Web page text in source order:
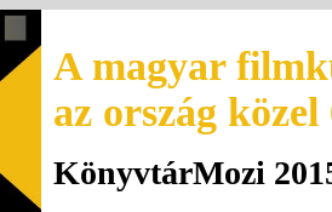
A magyar
az ország
KönyvtárMozi